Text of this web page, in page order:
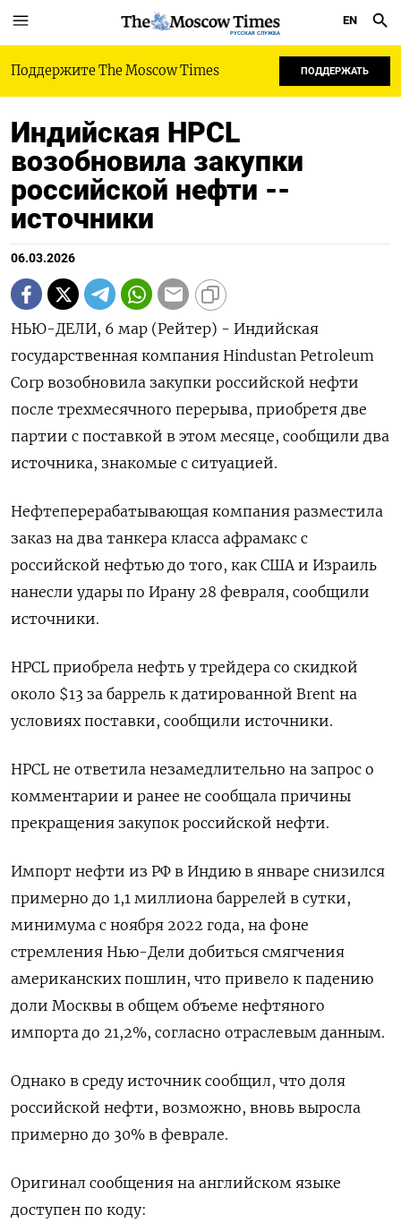
РУССКАЯ СЛУЖБА
EN
Поддержите The Moscow Times ПОДДЕРЖАТЬ
Индийская HPCL
возобновила закупки
российской нефти --
источники
06.03.2026
НЬЮ-ДЕЛИ, 6 мар (Рейтер) - Индийская
государственная компания Hindustan Petroleum
Corp возобновила закупки российской нефти
после трехмесячного перерыва, ‌приобретя две
партии с поставкой в этом месяце, сообщили два
источника, знакомые с ситуацией.
Нефтеперерабатывающая компания разместила ​
заказ на ​два танкера ​класса афрамакс ⁠с
российской нефтью до ‌того, как США и Израиль
‌нанесли удары по Ирану 28 февраля, сообщили ​
источники.
HPCL приобрела нефть у трейдера ‌со скидкой
около $13 за баррель к датированной ​Brent на
условиях поставки, сообщили источники.
HPCL не ‌ответила незамедлительно на запрос о
комментарии и ранее не сообщала причины
прекращения ​закупок российской ​нефти.
Импорт ‌нефти из РФ в Индию в январе ​снизился
примерно до 1,1 миллиона баррелей в сутки,
минимума с ноября 2022 года, на фоне
стремления Нью-Дели добиться смягчения
американских пошлин, что привело к падению
доли Москвы в ​общем объеме ⁠нефтяного
импорта до 21,2%, согласно отраслевым данным.
Однако в среду источник ‌сообщил, что доля
российской нефти, возможно, ‌вновь выросла
примерно до 30% в ​феврале.
Оригинал сообщения на английском языке
‌доступен по коду: